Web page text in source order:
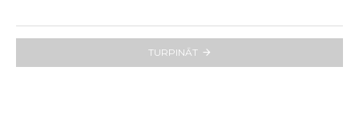
TURPINĀT